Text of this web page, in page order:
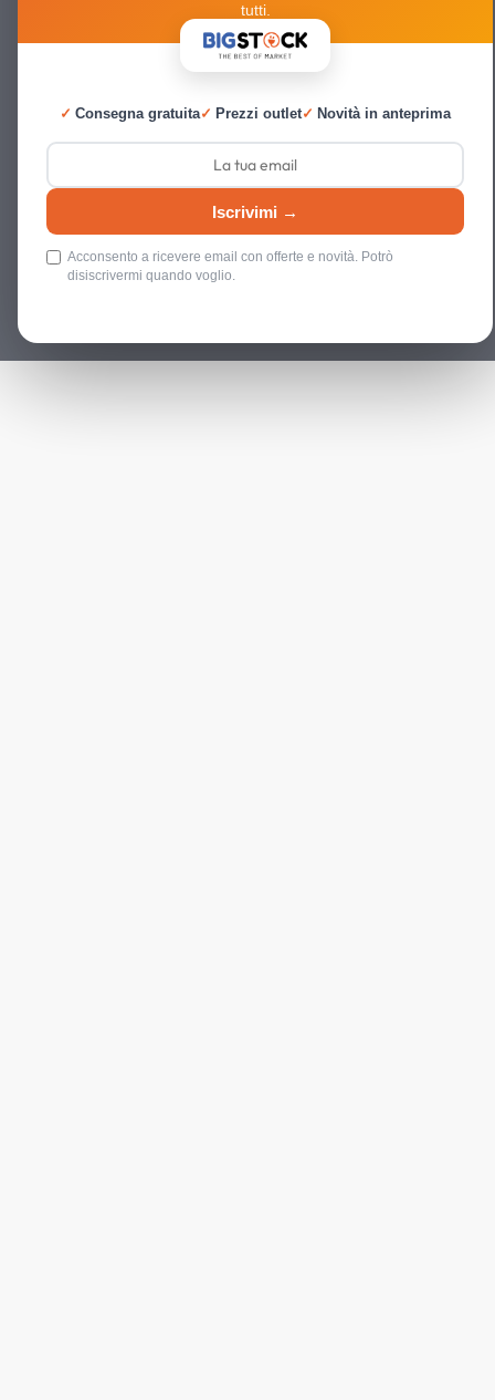
tutti.
✓ Consegna gratuita✓ Prezzi outlet✓ Novità in anteprima
Iscrivimi →
Acconsento a ricevere email con offerte e novità. Potrò
disiscrivermi quando voglio.